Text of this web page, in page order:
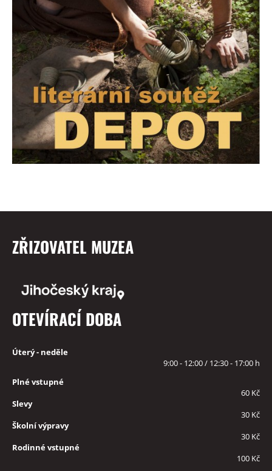
ZŘIZOVATEL MUZEA
OTEVÍRACÍ DOBA
Úterý - neděle
9:00 - 12:00 / 12:30 - 17:00 h
Plné vstupné
60 Kč
Slevy
30 Kč
Školní výpravy
30 Kč
Rodinné vstupné
100 Kč